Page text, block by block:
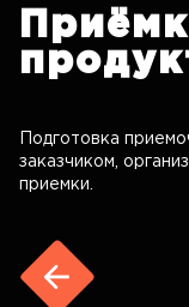
Подготовка
заказчиком,
приемки.